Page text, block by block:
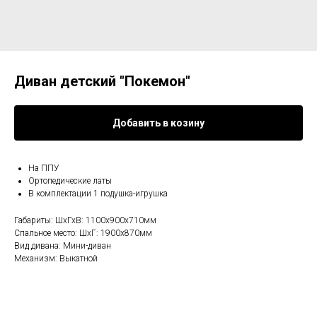
Диван детский "Покемон"
Добавить в козину
На ППУ
Ортопедические латы
В комплектации 1 подушка-игрушка
Габариты: ШхГхВ: 1100х900х710мм
Спальное место: ШхГ: 1900х870мм
Вид дивана: Мини-диван
Механизм: Выкатной